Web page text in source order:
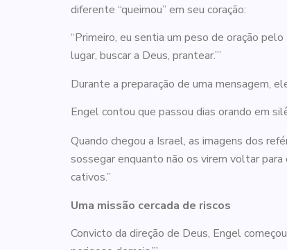
diferente “queimou” em seu coração:
“Primeiro, eu sentia um peso de oração
lugar, buscar a Deus, prantear.’”
Durante a preparação de uma mensagem,
Engel contou que passou dias orando em
Quando chegou a Israel, as imagens dos
sossegar enquanto não os virem voltar
cativos.”
Uma missão cercada de riscos
Convicto da direção de Deus, Engel